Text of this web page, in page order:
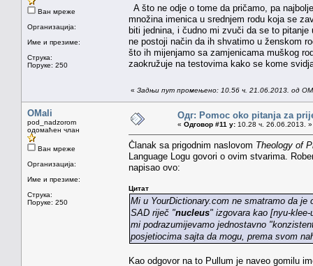
Ван мреже
Организација:
Име и презиме:
Струка:
Поруке: 250
A što ne odje o tome da pričamo, pa
množina imenica u srednjem rodu koja se
biti jednina, i čudno mi zvuči da se to
ne postoji način da ih shvatimo u ženskom
što ih mijenjamo sa zamjenicama muškog
zaokružuje na testovima kako se kome
« Задњи пут промењено: 10.56 ч. 21.06.2013. од
OMali
pod_nadzorom
одомаћен члан
Ван мреже
Организација:
Име и презиме:
Струка:
Поруке: 250
Одг: Pomoc oko pitanja za
« Одговор #11 у: 10.28 ч. 26.06.2013. »
Članak sa prigodnim naslovom Theology of
Language Logu govori o ovim stvarima.
napisao ovo:
Цитат
Mi u YourDictionary.com ne smatramo da
SAD riječ "nucleus" izgovara kao [nyu-
mi podrazumijevamo jednostavno
posjetiocima sajta da mogu, prema svom
Kao odgovor na to Pullum je naveo gomilu